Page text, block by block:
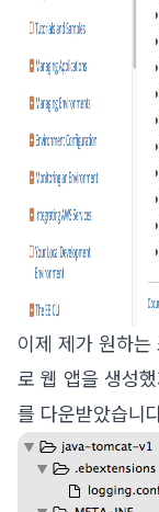
이제 제가 원하
로 웹 앱을 생성
를 다운받았습니